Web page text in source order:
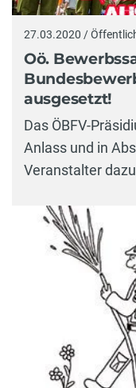
27.03.2020 /
Oö.
ausgesetzt!
Das ÖBFV-
Anlass und in
Veranstalter